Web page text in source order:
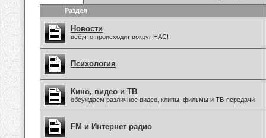
Раздел
Новости
всё,что происходит вокруг НАС!
Психология
Кино, видео и ТВ
обсуждаем различное видео, клипы, фильмы и ТВ-передачи
FM и Интернет радио